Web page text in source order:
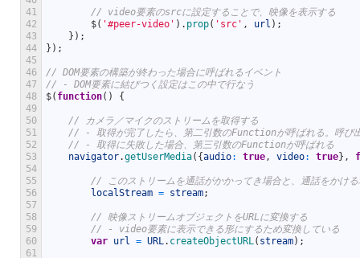
41
42
43
44
45
46
47
48
49
50
51
52
53
54
55
56
57
58
59
60
61
// video要素のsrcに設定することで、映像を表示する
$( '#peer-video' ) . prop( 'src' , url ) ;
} ) ;
} ) ;
// DOM要素の構築が終わった場合に呼ばれるイベント
// - DOM要素に結びつく設定はこの中で行なう
$( function( ) {
// カメラ／マイクのストリームを取得する
// - 取得が完了したら、第二引数のFunctionが呼ばれる。呼び
// - 取得に失敗した場合、第三引数のFunctionが呼ばれる
navigator.getUserMedia( {audio: true, video: true} ,
// このストリームを通話がかかってき場合と、通話をかけ
localStream = stream;
// 映像ストリームオブジェクトをURLに変換する
// - video要素に表示できる形にするため変換している
var url = URL. createObjectURL( stream) ;